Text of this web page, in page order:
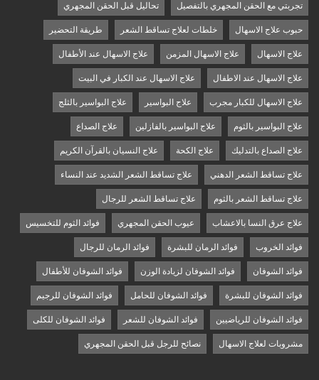
تجربتي مع الحقن المجهري بالتفصيل تحاليل قبل الحقن المجهري
حبوب علاج الاسهال خلطات لعلاج تساقط الشعر طريقة التحضير
علاج الاسهال علاج الاسهال المزمن علاج الاسهال عند الأطفال
علاج الاسهال عند الاطفال علاج الاسهال عند الكبار في البيت
علاج الاسهال للكبار مجرب علاج البواسير علاج البواسير بالثلج
علاج البواسير بالثوم علاج البواسير بالفازلين علاج الصداع
علاج الصداع بالتدليك علاج الكحة علاج النسيان بالقرآن الكريم
علاج تساقط الشعر الدهني علاج تساقط الشعر الشديد عند النساء
علاج تساقط الشعر بالثوم علاج تساقط الشعر للرجال
علاج عرق النسا بالاعشاب عيوب الحقن المجهري فوائد الثوم للتخسيس
فوائد الخروب فوائد الرمان للبشرة فوائد الرمان للرجال
فوائد الشوفان فوائد الشوفان لزيادة الوزن فوائد الشوفان للأطفال
فوائد الشوفان للبشرة فوائد الشوفان للحامل فوائد الشوفان للرجيم
فوائد الشوفان للرياضيين فوائد الشوفان للشعر فوائد الشوفان للكلى
مشروبات لعلاج الاسهال نصائح للرجل قبل الحقن المجهري